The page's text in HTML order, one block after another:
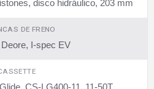
disco hidráulico, 203 mm
DE FRENO
I-spec EV
CS-LG400-11, 11-50T